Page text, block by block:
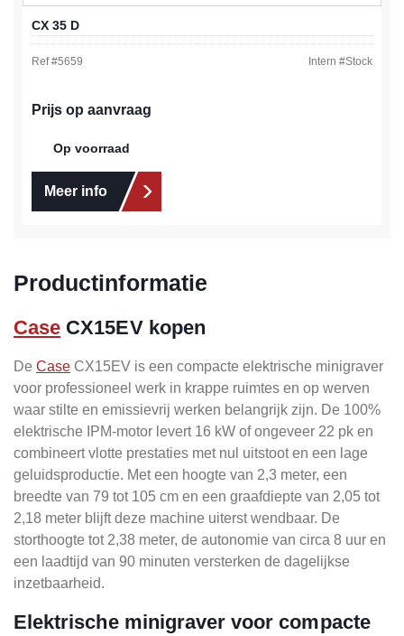
CX 35 D
Ref #5659 Intern #Stock
Prijs op aanvraag
Op voorraad
Meer info
Productinformatie
Case CX15EV kopen
De Case CX15EV is een compacte elektrische minigraver
voor professioneel werk in krappe ruimtes en op werven
waar stilte en emissievrij werken belangrijk zijn. De 100%
elektrische IPM-motor levert 16 kW of ongeveer 22 pk en
combineert vlotte prestaties met nul uitstoot en een lage
geluidsproductie. Met een hoogte van 2,3 meter, een
breedte van 79 tot 105 cm en een graafdiepte van 2,05 tot
2,18 meter blijft deze machine uiterst wendbaar. De
storthoogte tot 2,38 meter, de autonomie van circa 8 uur en
een laadtijd van 90 minuten versterken de dagelijkse
inzetbaarheid.
Elektrische minigraver voor compacte